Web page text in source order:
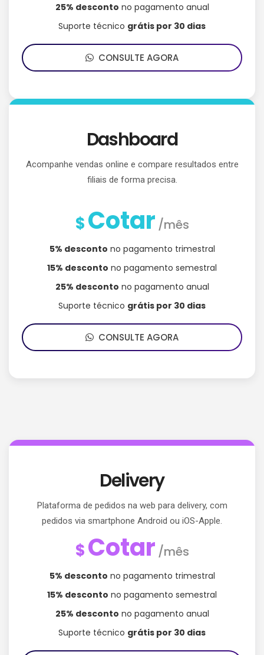
25% desconto no pagamento anual
Suporte técnico grátis por 30 dias
CONSULTE AGORA
Dashboard
Acompanhe vendas online e compare resultados entre
filiais de forma precisa.
$Cotar /mês
5% desconto no pagamento trimestral
15% desconto no pagamento semestral
25% desconto no pagamento anual
Suporte técnico grátis por 30 dias
CONSULTE AGORA
Delivery
Plataforma de pedidos na web para delivery, com
pedidos via smartphone Android ou iOS-Apple.
$Cotar /mês
5% desconto no pagamento trimestral
15% desconto no pagamento semestral
25% desconto no pagamento anual
Suporte técnico grátis por 30 dias